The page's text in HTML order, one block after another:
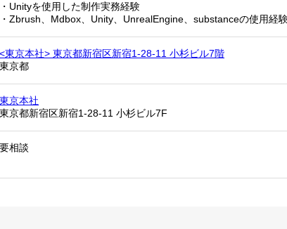
・Unityを使用した制作実務経験
・Zbrush、Mdbox、Unity、UnrealEngine、substanceの使用経
<東京本社> 東京都新宿区新宿1-28-11 小杉ビル7階
東京都
東京本社
東京都新宿区新宿1-28-11 小杉ビル7F
要相談